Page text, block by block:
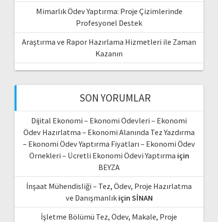
Mimarlık Ödev Yaptırma: Proje Çizimlerinde
Profesyonel Destek
Araştırma ve Rapor Hazırlama Hizmetleri ile Zaman
Kazanın
SON YORUMLAR
Dijital Ekonomi – Ekonomi Ödevleri – Ekonomi
Ödev Hazırlatma – Ekonomi Alanında Tez Yazdırma
– Ekonomi Ödev Yaptırma Fiyatları – Ekonomi Ödev
Örnekleri – Ücretli Ekonomi Ödevi Yaptırma için
BEYZA
İnşaat Mühendisliği – Tez, Ödev, Proje Hazırlatma
ve Danışmanlıkiçin SİNAN
İşletme Bölümü Tez, Ödev, Makale, Proje